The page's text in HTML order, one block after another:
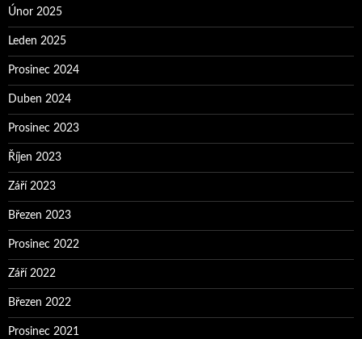
Únor 2025
Leden 2025
Prosinec 2024
Duben 2024
Prosinec 2023
Říjen 2023
Září 2023
Březen 2023
Prosinec 2022
Září 2022
Březen 2022
Prosinec 2021